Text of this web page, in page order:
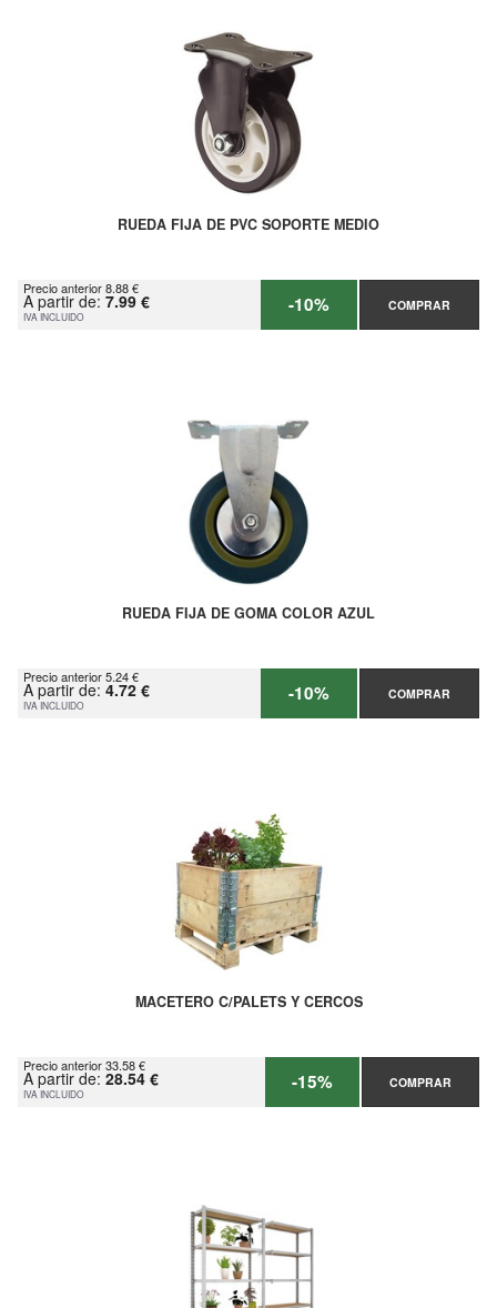
RUEDA FIJA DE PVC SOPORTE MEDIO
Precio anterior 8.88 €
A partir de: 7.99 €
IVA INCLUIDO -10% COMPRAR
RUEDA FIJA DE GOMA COLOR AZUL
Precio anterior 5.24 €
A partir de: 4.72 €
IVA INCLUIDO -10% COMPRAR
MACETERO C/PALETS Y CERCOS
Precio anterior 33.58 €
A partir de: 28.54 €
IVA INCLUIDO -15% COMPRAR